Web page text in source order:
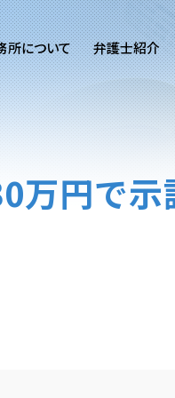
所について 弁護士紹介
万円で